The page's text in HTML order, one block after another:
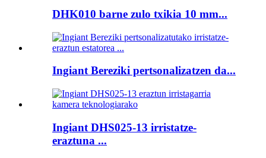
DHK010 barne zulo txikia 10 mm...
Ingiant Bereziki pertsonalizatzen da...
Ingiant DHS025-13 irristatze-
eraztuna ...